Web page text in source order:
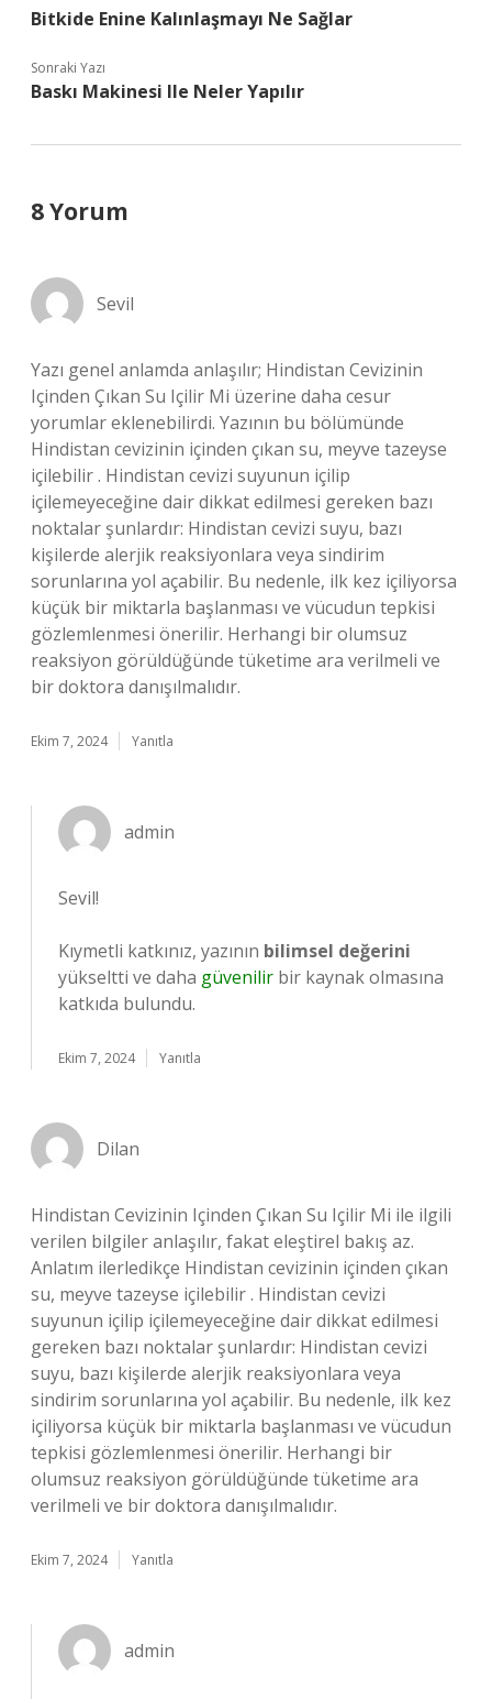
Bitkide Enine Kalınlaşmayı Ne Sağlar
Sonraki Yazı
Baskı Makinesi Ile Neler Yapılır
8 Yorum
Sevil
Yazı genel anlamda anlaşılır; Hindistan Cevizinin
Içinden Çıkan Su Içilir Mi üzerine daha cesur
yorumlar eklenebilirdi. Yazının bu bölümünde
Hindistan cevizinin içinden çıkan su, meyve tazeyse
içilebilir . Hindistan cevizi suyunun içilip
içilemeyeceğine dair dikkat edilmesi gereken bazı
noktalar şunlardır: Hindistan cevizi suyu, bazı
kişilerde alerjik reaksiyonlara veya sindirim
sorunlarına yol açabilir. Bu nedenle, ilk kez içiliyorsa
küçük bir miktarla başlanması ve vücudun tepkisi
gözlemlenmesi önerilir. Herhangi bir olumsuz
reaksiyon görüldüğünde tüketime ara verilmeli ve
bir doktora danışılmalıdır.
Ekim 7, 2024 Yanıtla
admin
Sevil!
Kıymetli katkınız, yazının bilimsel değerini
yükseltti ve daha güvenilir bir kaynak olmasına
katkıda bulundu.
Ekim 7, 2024 Yanıtla
Dilan
Hindistan Cevizinin Içinden Çıkan Su Içilir Mi ile ilgili
verilen bilgiler anlaşılır, fakat eleştirel bakış az.
Anlatım ilerledikçe Hindistan cevizinin içinden çıkan
su, meyve tazeyse içilebilir . Hindistan cevizi
suyunun içilip içilemeyeceğine dair dikkat edilmesi
gereken bazı noktalar şunlardır: Hindistan cevizi
suyu, bazı kişilerde alerjik reaksiyonlara veya
sindirim sorunlarına yol açabilir. Bu nedenle, ilk kez
içiliyorsa küçük bir miktarla başlanması ve vücudun
tepkisi gözlemlenmesi önerilir. Herhangi bir
olumsuz reaksiyon görüldüğünde tüketime ara
verilmeli ve bir doktora danışılmalıdır.
Ekim 7, 2024 Yanıtla
admin